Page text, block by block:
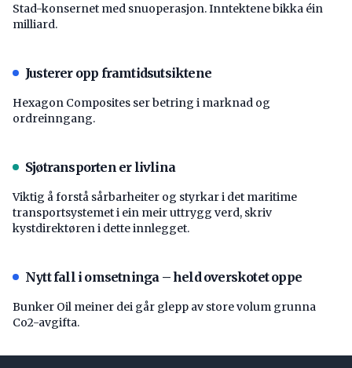
Stad-konsernet med snuoperasjon. Inntektene bikka éin
milliard.
Justerer opp framtidsutsiktene
Hexagon Composites ser betring i marknad og
ordreinngang.
Sjøtransporten er livlina
Viktig å forstå ­sårbarheiter og styrkar i det maritime
transport­systemet i ein meir uttrygg verd, skriv
kystdirektøren i dette innlegget.
Nytt fall i omsetninga – held overskotet oppe
Bunker Oil meiner dei går glepp av store volum grunna
Co2-avgifta.